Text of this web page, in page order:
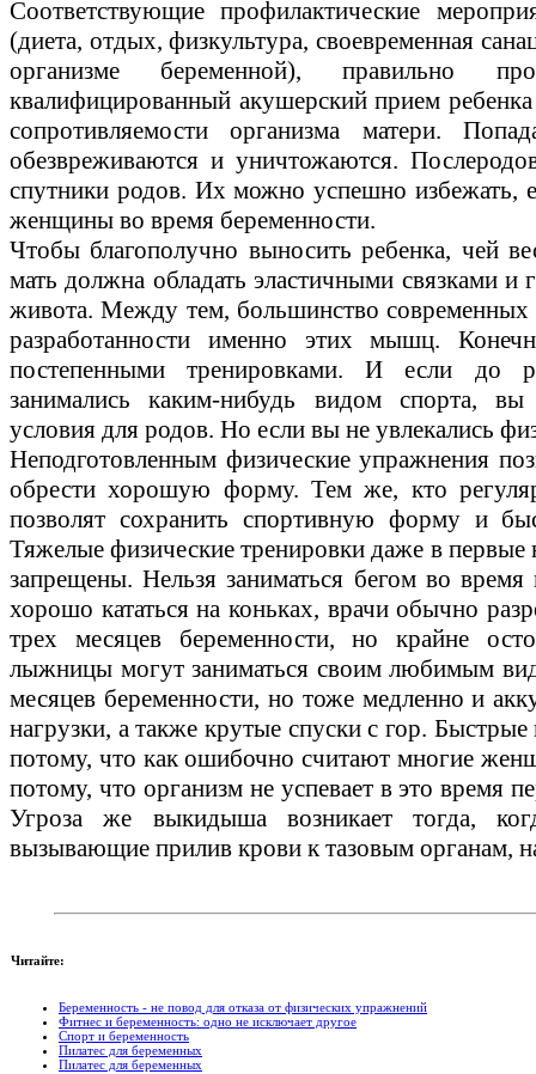
Соответствующие профилактические
(диета, отдых, физкультура, своевременная
организме беременной), правильно
квалифицированный акушерский прием
сопротивляемости организма матери.
обезвреживаются и уничтожаются.
спутники родов. Их можно успешно избежать,
женщины во время беременности.
Чтобы благополучно выносить ребенка, чей
мать должна обладать эластичными связками
живота. Между тем, большинство
разработанности именно этих мышц.
постепенными тренировками. И если до
занимались каким-нибудь видом спорта, вы
условия для родов. Но если вы не увлекались
Неподготовленным физические упражнения
обрести хорошую форму. Тем же, кто
позволят сохранить спортивную форму и
Тяжелые физические тренировки даже в первые
запрещены. Нельзя заниматься бегом во
хорошо кататься на коньках, врачи обычно
трех месяцев беременности, но крайне
лыжницы могут заниматься своим любимым
месяцев беременности, но тоже медленно и
нагрузки, а также крутые спуски с гор.
потому, что как ошибочно считают многие
потому, что организм не успевает в это время
Угроза же выкидыша возникает тогда,
вызывающие прилив крови к тазовым органам,
Читайте:
Беременность - не повод для отказа от физических упражнений
Фитнес и беременность: одно не исключает другое
Спорт и беременность
Пилатес для беременных
Пилатес для беременных